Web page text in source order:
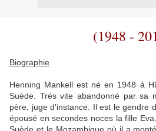
(1948 -
Biographie
Henning Mankell est né en 1948 à
Suède. Très vite abandonné par sa
père, juge d'instance. Il est le gendre
épousé en secondes noces la fille